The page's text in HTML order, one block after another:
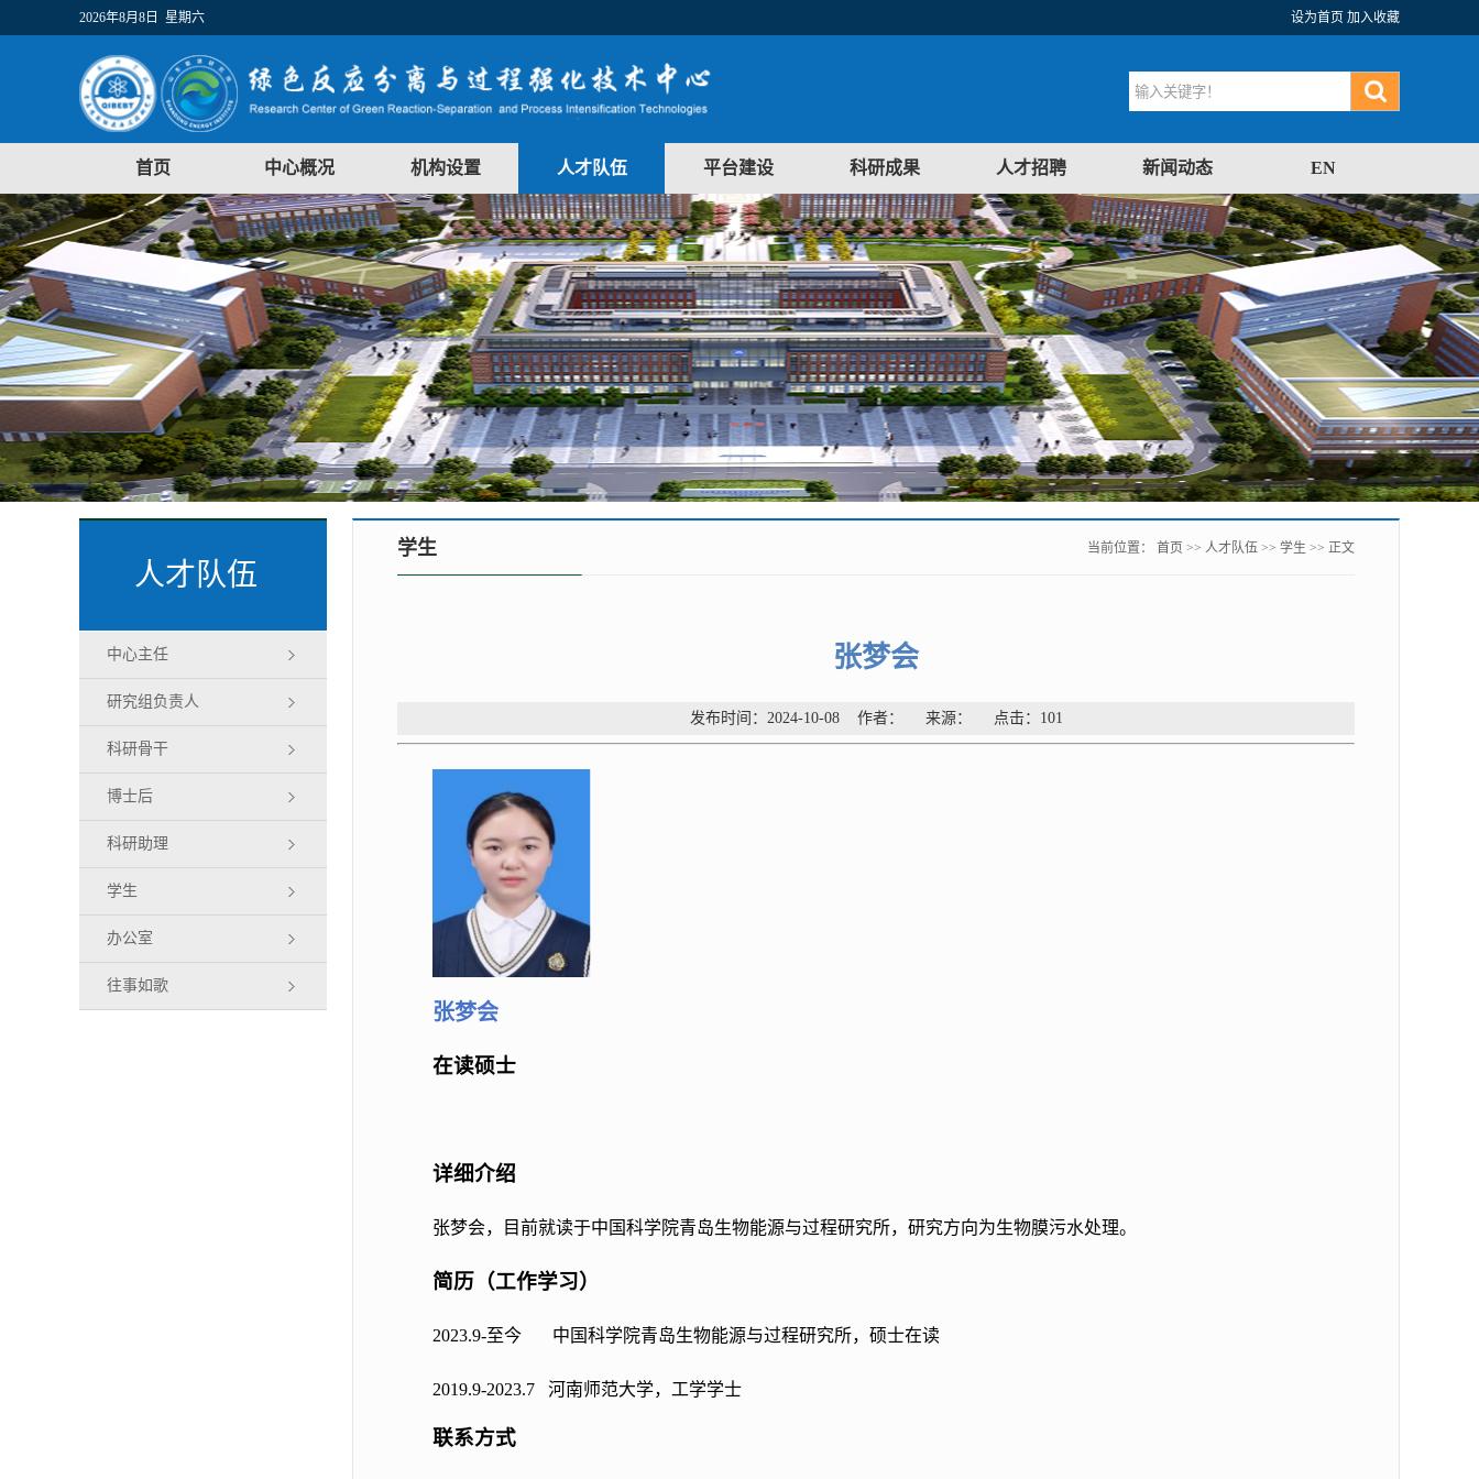
2026年8月8日 星期六 设为首页 加入收藏
首页 中心概况 机构设置 人才队伍 平台建设 科研成果 人才招聘 新闻动态 EN
人才队伍
中心主任
研究组负责人
科研骨干
博士后
科研助理
学生
办公室
往事如歌
学生 当前位置： 首页 >> 人才队伍 >> 学生 >> 正文
张梦会
发布时间：2024-10-08 作者： 来源： 点击： 101
张梦会
在读硕士
详细介绍
张梦会，目前就读于中国科学院青岛生物能源与过程研究所，研究方向为生物膜污水处理。
简历 （工作学习）
2023.9-至今 中国科学院青岛生物能源与过程研究所，硕士在读
2019.9-2023.7 河南师范大学，工学学士
联系方式